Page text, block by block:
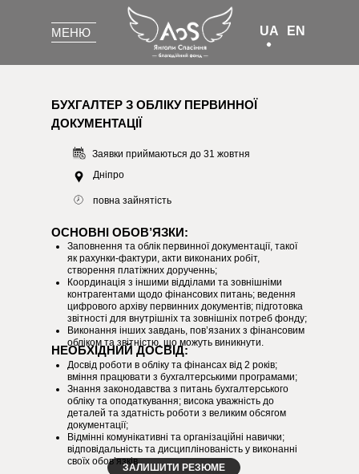
UA EN
МЕНЮ
БУХГАЛТЕР З ОБЛІКУ ПЕРВИННОЇ
ДОКУМЕНТАЦІЇ
Дніпро
повна зайнятість
Заявки приймаються до 31 жовтня
ОСНОВНІ ОБОВ’ЯЗКИ:
НЕОБХІДНИЙ ДОСВІД:
Заповнення та облік первинної документації, такої
як рахунки-фактури, акти виконаних робіт,
створення платіжних дорученнь;
Координація з іншими відділами та зовнішніми
контрагентами щодо фінансових питань; ведення
цифрового архіву первинних документів; підготовка
звітності для внутрішніх та зовнішніх потреб фонду;
Виконання інших завдань, пов’язаних з фінансовим
обліком та звітністю, що можуть виникнути.
Досвід роботи в обліку та фінансах від 2 років;
вміння працювати з бухгалтерськими програмами;
Знання законодавства з питань бухгалтерського
обліку та оподаткування; висока уважність до
деталей та здатність роботи з великим обсягом
документації;
Відмінні комунікативні та організаційні навички;
відповідальність та дисциплінованість у виконанні
своїх обов’язків.
ЗАЛИШИТИ РЕЗЮМЕ